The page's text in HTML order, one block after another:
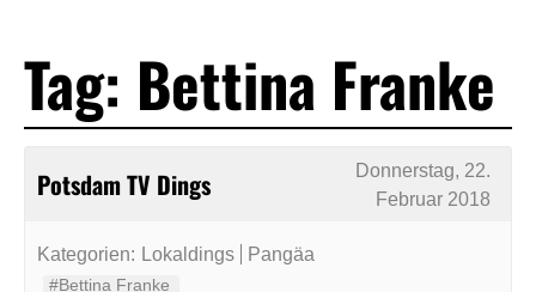
Tag: Bettina Franke
Potsdam TV Dings
Donnerstag, 22.
Februar 2018
Kategorien: Lokaldings Pangäa
#Bettina Franke